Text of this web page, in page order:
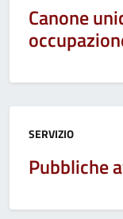
Canone
Categoria:
SERVIZIO
Pubbliche